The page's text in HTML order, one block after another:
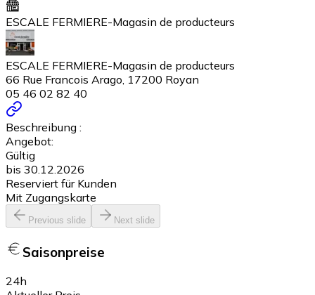
ESCALE FERMIERE-Magasin de producteurs
ESCALE FERMIERE-Magasin de producteurs
66 Rue Francois Arago, 17200 Royan
05 46 02 82 40
Beschreibung :
Angebot:
Gültig
bis 30.12.2026
Reserviert für Kunden
Mit Zugangskarte
Previous slide Next slide
Saisonpreise
24h